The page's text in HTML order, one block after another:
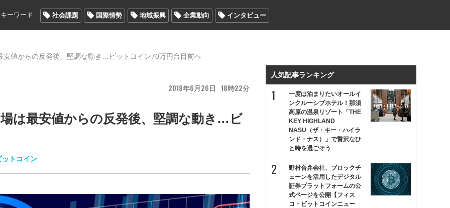
ーワード 社会課題 国際情勢 地域振興 企業動向 インタビュー
安値からの反発後、堅調な動き…ビットコイン70万円台目前へ
2018 6 26 18 22
は最安値からの反発後、堅調な動き…ビ
ットコイン
人気記事ランキング
一度は泊まりたいオールイ
ンクルーシブホテル！那須
高原の温泉リゾート「THE
KEY HIGHLAND
NASU（ザ・キー・ハイラ
ンド・ナス）」で贅沢なひ
と時を過ごそう
野村合弁会社、ブロックチ
ェーンを活用したデジタル
証券プラットフォームの公
式ページを公開【フィス
コ・ビットコインニュー